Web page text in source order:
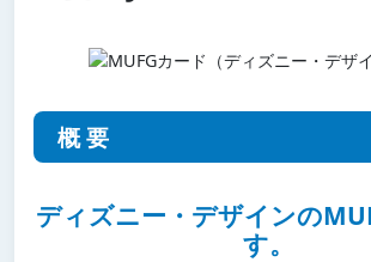
概要
ディズニー・デザインの
す。